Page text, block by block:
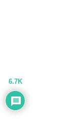
6.7K